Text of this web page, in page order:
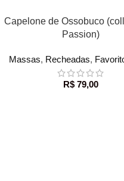
ADICIONAR AO CARRINHO
Capelone de Ossobuco
Passion)
Massas, Recheadas,
R$ 79,00